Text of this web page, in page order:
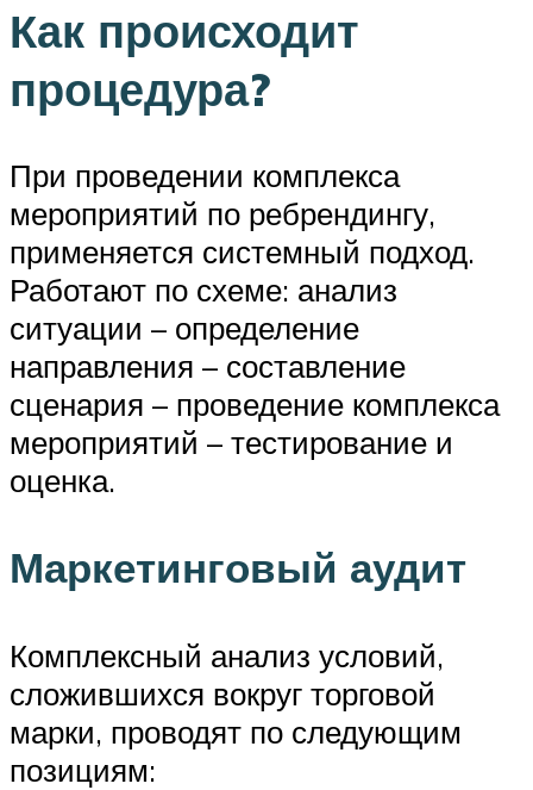
Как происходит
процедура?
При проведении комплекса
мероприятий по ребрендингу,
применяется системный подход.
Работают по схеме: анализ
ситуации – определение
направления – составление
сценария – проведение комплекса
мероприятий – тестирование и
оценка.
Маркетинговый аудит
Комплексный анализ условий,
сложившихся вокруг торговой
марки, проводят по следующим
позициям: